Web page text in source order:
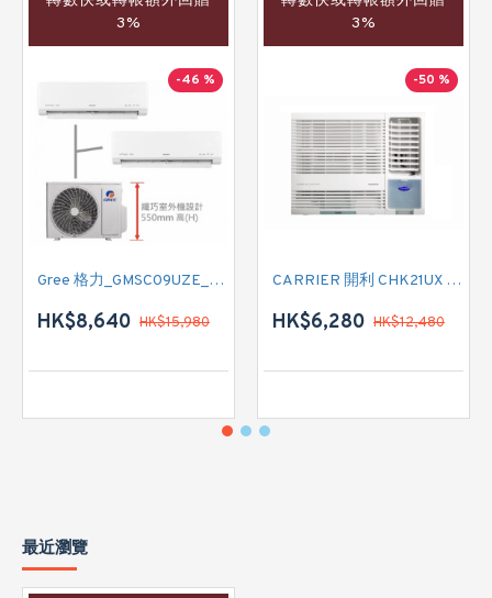
3%
-46 %
Gree 格力_GMSC09UZE_GMSC12UZE_GMSC18UZC_R32 掛牆變頻式1拖2分體冷氣機 (淨冷型)
HK$8,640 HK$15,980
3%
-50 %
CARRIER 開利 CHK21UX 二匹半 變頻淨冷窗口式冷氣機 (附遙控)
HK$6,280 HK$12,480
最近瀏覽